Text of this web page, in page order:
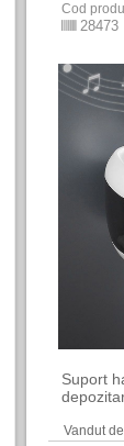
Cod
28473
Suport
Vandut